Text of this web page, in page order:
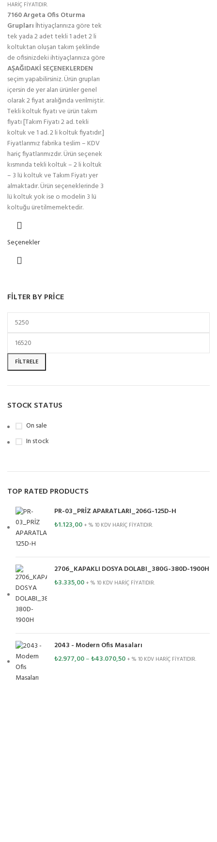
FILTER BY PRICE
FILTRELE
STOCK STATUS
On sale
In stock
TOP RATED PRODUCTS
PR-03_PRİZ APARATLARI_206G-125D-H
₺1.123,00 + % 10 KDV HARİÇ FİYATIDIR.
2706_KAPAKLI DOSYA DOLABI_380G-380D-1900H
₺3.335,00 + % 10 KDV HARİÇ FİYATIDIR.
2043 - Modern Ofis Masaları
₺2.977,00–₺43.070,50 + % 10 KDV HARİÇ FİYATIDIR.
HARİÇ FİYATIDIR.
7160 Argeta Ofis Oturma
Grupları İhtiyaçlarınıza göre tek
tek yada 2 adet tekli 1 adet 2 li
koltuktan oluşan takım şeklinde
de ofisinizdeki ihtiyaçlarınıza göre
AŞAĞIDAKİ SEÇENEKLERDEN
seçim yapabilirsiniz. Ürün grupları
içersin de yer alan ürünler genel
olarak 2 fiyat aralığında verilmiştir.
Tekli koltuk fiyatı ve ürün takım
fiyatı [Takım Fiyatı 2 ad. tekli
koltuk ve 1 ad. 2 li koltuk fiyatıdır.]
Fiyatlarımız fabrika teslim – KDV
hariç fiyatlarımızdır. Ürün seçenek
kısmında tekli koltuk – 2 li koltuk
– 3 lü koltuk ve Takım Fiyatı yer
almaktadır. Ürün seçeneklerinde 3
lü koltuk yok ise o modelin 3 lü
koltuğu üretilmemektedir.
Seçenekler